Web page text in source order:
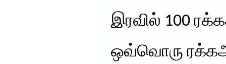
இரவில் 100
ஒவ்வொரு